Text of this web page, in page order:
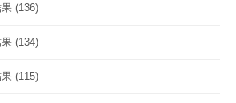
(136)
(134)
(115)